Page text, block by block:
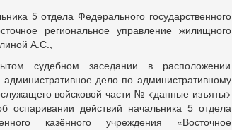
5 отдела Федерального государственного
региональное управление жилищного
А.С.,
судебном заседании в расположении
административное дело по административному
войсковой части № <данные изъяты>
оспаривании действий начальника 5 отдела
казённого учреждения «Восточное